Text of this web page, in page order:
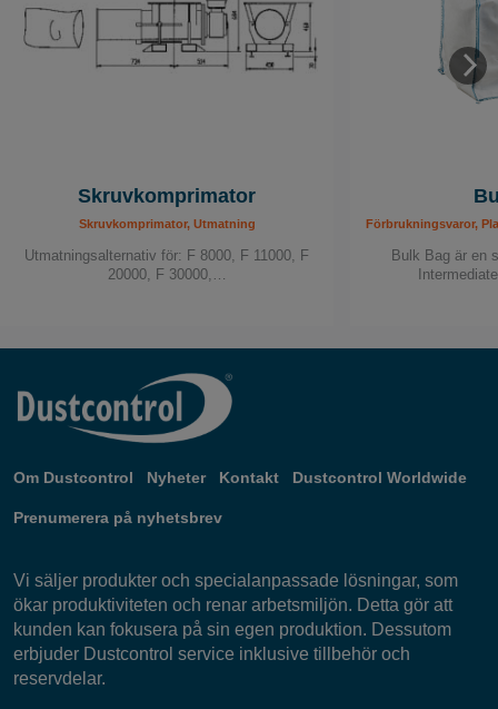
Skruvkomprimator
Skruvkomprimator, Utmatning
Utmatningsalternativ för: F 8000, F 11000, F
20000, F 30000,…
Förbrukningsvaror,
Bulk Bag är en
Om Dustcontrol Nyheter Kontakt Dustcontrol Worldwide
Prenumerera på nyhetsbrev
Vi säljer produkter och specialanpassade lösningar, som
ökar produktiviteten och renar arbetsmiljön. Detta gör att
kunden kan fokusera på sin egen produktion. Dessutom
erbjuder Dustcontrol service inklusive tillbehör och
reservdelar.